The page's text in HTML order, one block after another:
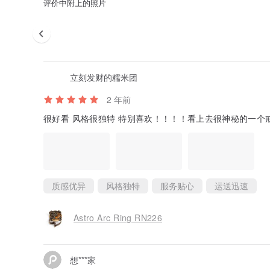
评价中附上的照片
立刻发财的糯米团
2 年前
很好看 风格很独特 特别喜欢！！！！看上去很神秘的一个
质感优异 风格独特 服务贴心 运送迅速
Astro Arc Ring RN226
想***家